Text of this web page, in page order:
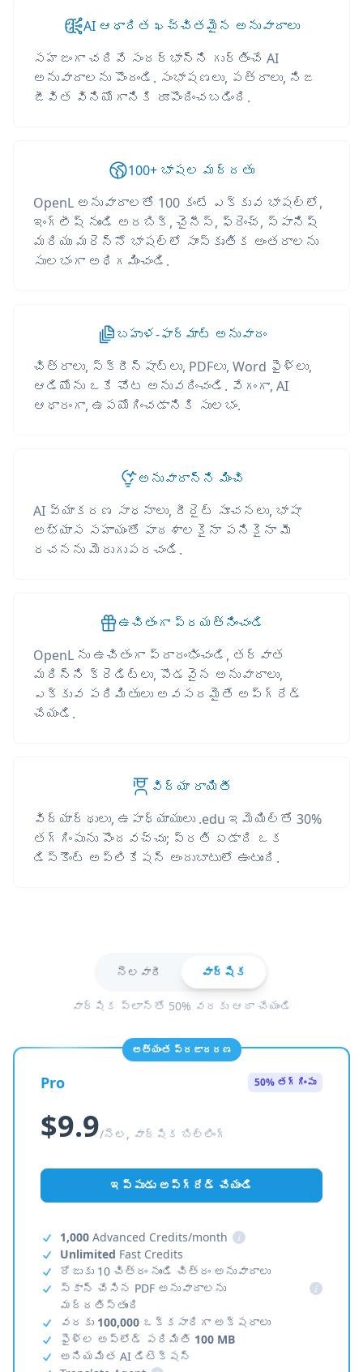
AI ఆధారిత ఖచ్చితమైన అనువాదాలు
సహజంగా చదివే సందర్భాన్ని గుర్తించే AI
అనువాదాలను పొందండి. సంభాషణలు, పత్రాలు, నిజ
జీవిత వినియోగానికి రూపొందించబడింది.
100+ భాషల మద్దతు
OpenL అనువాదాలతో 100 కంటే ఎక్కువ భాషల్లో,
ఇంగ్లీష్ నుండి అరబిక్, చైనీస్, ఫ్రెంచ్, స్పానిష్
మరియు మరెన్నో భాషల్లో సాంస్కృతిక అంతరాలను
సులభంగా అధిగమించండి.
బహుళ-ఫార్మాట్ అనువాదం
చిత్రాలు, స్క్రీన్‌షాట్‌లు, PDFలు, Word ఫైళ్లు,
ఆడియోను ఒకే చోట అనువదించండి. వేగంగా, AI
ఆధారంగా, ఉపయోగించడానికి సులభం.
అనువాదాన్ని మించి
AI వ్యాకరణ సాధనాలు, రీరైట్ సూచనలు, భాషా
అభ్యాస సహాయంతో పాఠశాలకైనా పనికైనా మీ
రచనను మెరుగుపరచండి.
ఉచితంగా ప్రయత్నించండి
OpenL ను ఉచితంగా ప్రారంభించండి, తర్వాత
మరిన్ని క్రెడిట్లు, పొడవైన అనువాదాలు,
ఎక్కువ పరిమితులు అవసరమైతే అప్‌గ్రేడ్
చేయండి.
విద్యా రాయితీ
విద్యార్థులు, ఉపాధ్యాయులు .edu ఇమెయిల్‌తో 30%
తగ్గింపును పొందవచ్చు; ప్రతి ఏడాది ఒక
డిస్కౌంట్ అప్లికేషన్ అందుబాటులో ఉంటుంది.
నెలవారీ వార్షిక
వార్షిక ప్లాన్‌తో 50% వరకు ఆదా చేయండి
అత్యంత ప్రజాదరణ
Pro 50% తగ్గింపు
$9.9/నెల, వార్షిక బిల్లింగ్
ఇప్పుడు అప్‌గ్రేడ్ చేయండి
1,000 Advanced Credits/month
i
Unlimited Fast Credits
రోజుకు 10 చిత్రం నుండి చిత్రం అనువాదాలు
స్కాన్ చేసిన PDF అనువాదాలను
మద్దతిస్తుంది
i
వరకు 100,000 ఒక్కసారిగా అక్షరాలు
ఫైళ్ల అప్‌లోడ్ పరిమితి 100 MB
అనియమిత AI డిటెక్షన్